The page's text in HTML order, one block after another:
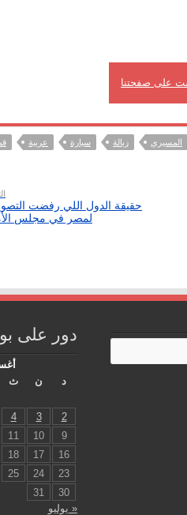
على صفحتنا
المسيري زبالة سيارة عربية
حقيقة الدول اللي رفضت
لمصر في مجلس
دور على
د
ن ث
2
3
4
9
10
11
16
17
18
23
24
25
30
31
« يوليو